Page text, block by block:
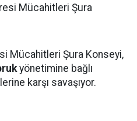
Mücahitleri Şura
Mücahitleri Şura Konseyi,
yönetimine bağlı
karşı savaşıyor.